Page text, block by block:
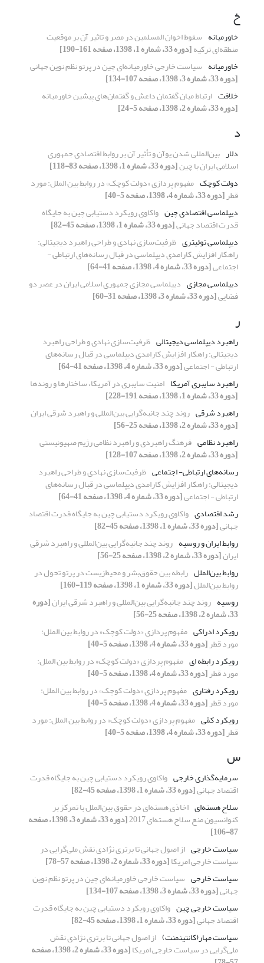
خ
خاورمیانه سقوط اخوان المسلمین در مصر و تاثیر آن بر موقعیت
منطقه‌ای ترکیه[دوره 33، شماره 1، 1398، صفحه 161-190]
خاورمیانه سیاست خارجی خاورمیانه‌ای چین در پرتو نظم نوین جهانی
[دوره 33، شماره 3، 1398، صفحه 107-134]
خلافت ارتباط میان گفتمان داعش و گفتمان‌های پیشین خاورمیانه
[دوره 33، شماره 2، 1398، صفحه 5-24]
د
دلار بین‌المللی شدن یوآن و تأثیر آن بر روابط اقتصادی جمهوری
اسلامی ایران با چین[دوره 33، شماره 1، 1398، صفحه 83-118]
دولت کوچک مفهوم پردازی «دولت کوچک» در روابط بین الملل: مورد
قطر[دوره 33، شماره 4، 1398، صفحه 5-40]
دیپلماسی اقتصادی چین واکاوی رویکرد دستیابی چین به جایگاه
قدرت اقتصاد جهانی[دوره 33، شماره 1، 1398، صفحه 45-82]
دیپلماسی توئیتری ظرفیت‌سازی نهادی و طراحی راهبرد دیجیتالی:
راهکار افزایش کارامدی دیپلماسی در قبال رسانه‌های ارتباطی -
اجتماعی[دوره 33، شماره 4، 1398، صفحه 41-64]
دیپلماسی مجازی دیپلماسی مجازی جمهوری اسلامی ایران در عصر دو
فضایی[دوره 33، شماره 3، 1398، صفحه 31-60]
ر
راهبرد دیپلماسی دیجیتالی ظرفیت‌سازی نهادی و طراحی راهبرد
دیجیتالی: راهکار افزایش کارامدی دیپلماسی در قبال رسانه‌های
ارتباطی - اجتماعی[دوره 33، شماره 4، 1398، صفحه 41-64]
راهبرد سایبری آمریکا امنیت سایبری در آمریکا، ساختارها و روندها
[دوره 33، شماره 1، 1398، صفحه 191-228]
راهبرد شرقی روند چند جانبه‌گرایی بین‌المللی و راهبرد شرقی ایران
[دوره 33، شماره 2، 1398، صفحه 25-56]
راهبرد نظامی فرهنگ راهبردی و راهبرد نظامی رژیم صهیونیستی
[دوره 33، شماره 2، 1398، صفحه 107-128]
رسانه‌های ارتباطی- اجتماعی ظرفیت‌سازی نهادی و طراحی راهبرد
دیجیتالی: راهکار افزایش کارامدی دیپلماسی در قبال رسانه‌های
ارتباطی - اجتماعی[دوره 33، شماره 4، 1398، صفحه 41-64]
رشد اقتصادی واکاوی رویکرد دستیابی چین به جایگاه قدرت اقتصاد
جهانی[دوره 33، شماره 1، 1398، صفحه 45-82]
روابط ایران و روسیه روند چند جانبه‌گرایی بین‌المللی و راهبرد شرقی
ایران[دوره 33، شماره 2، 1398، صفحه 25-56]
روابط بین‌الملل رابطه بین حقوق‌بشر و محیط‌زیست در پرتو تحول در
روابط بین‌الملل[دوره 33، شماره 1، 1398، صفحه 119-160]
روسیه روند چند جانبه‌گرایی بین‌المللی و راهبرد شرقی ایران[دوره
33، شماره 2، 1398، صفحه 25-56]
رویکرد ادراکی مفهوم پردازی «دولت کوچک» در روابط بین الملل:
مورد قطر[دوره 33، شماره 4، 1398، صفحه 5-40]
رویکرد رابطه ای مفهوم پردازی «دولت کوچک» در روابط بین الملل:
مورد قطر[دوره 33، شماره 4، 1398، صفحه 5-40]
رویکرد رفتاری مفهوم پردازی «دولت کوچک» در روابط بین الملل:
مورد قطر[دوره 33، شماره 4، 1398، صفحه 5-40]
رویکرد کمّی مفهوم پردازی «دولت کوچک» در روابط بین الملل: مورد
قطر[دوره 33، شماره 4، 1398، صفحه 5-40]
س
سرمایه‌گذاری خارجی واکاوی رویکرد دستیابی چین به جایگاه قدرت
اقتصاد جهانی[دوره 33، شماره 1، 1398، صفحه 45-82]
سلاح هسته‌ای اخاذی هسته‌ای در حقوق بین‌الملل با تمرکز بر
کنوانسیون منع سلاح هسته‌ای 2017 [دوره 33، شماره 3، 1398، صفحه
87-106]
سیاست خارجی از اصول جهانی تا برتری نژادی نقش ملی‌گرایی در
سیاست خارجی امریکا[دوره 33، شماره 2، 1398، صفحه 57-78]
سیاست خارجی سیاست خارجی خاورمیانه‌ای چین در پرتو نظم نوین
جهانی[دوره 33، شماره 3، 1398، صفحه 107-134]
سیاست خارجی چین واکاوی رویکرد دستیابی چین به جایگاه قدرت
اقتصاد جهانی[دوره 33، شماره 1، 1398، صفحه 45-82]
سیاست مهار(کانتینمنت) از اصول جهانی تا برتری نژادی نقش
ملی‌گرایی در سیاست خارجی امریکا [دوره 33، شماره 2، 1398، صفحه